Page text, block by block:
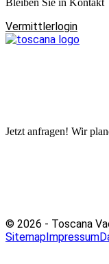
Vermittlerlogin
Jetzt anfragen! Wir
© 2026 - Toscana
SitemapImpressum